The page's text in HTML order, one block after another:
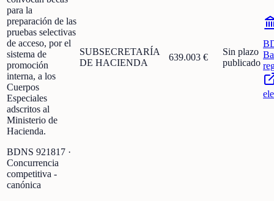
para la
preparación de las
pruebas selectivas
de acceso, por el
sistema de
promoción
interna, a los
Cuerpos
Especiales
adscritos al
Ministerio de
Hacienda.
BDNS 921817 ·
Concurrencia
competitiva -
canónica
SUBSECRETARÍA
DE HACIENDA
639.003 €
Sin plazo
publicado